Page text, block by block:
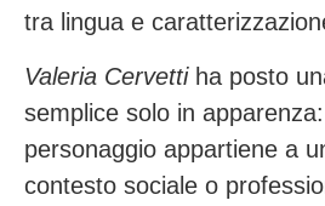
tra lingua e
Valeria Cervettiha posto
semplice solo in
personaggio appartiene a
contesto sociale o